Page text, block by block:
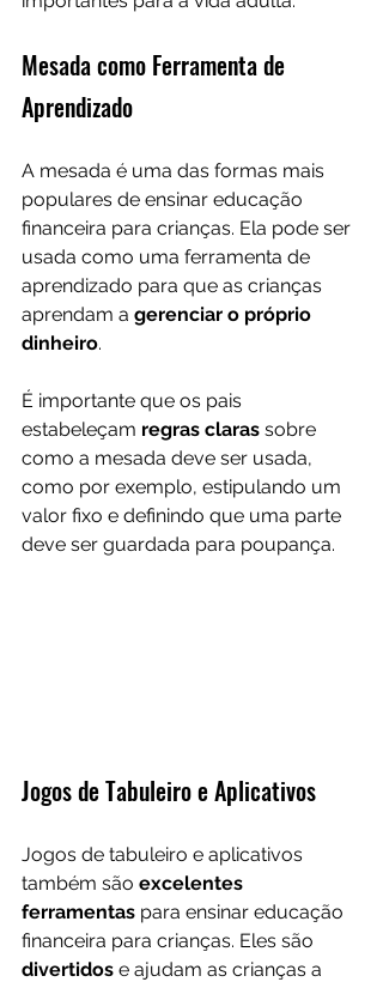
Mesada como Ferramenta de
Aprendizado
A mesada é uma das formas mais
populares de ensinar educação
financeira para crianças. Ela pode ser
usada como uma ferramenta de
aprendizado para que as crianças
aprendam a gerenciar o próprio
dinheiro.
É importante que os pais
estabeleçam regras claras sobre
como a mesada deve ser usada,
como por exemplo, estipulando um
valor fixo e definindo que uma parte
deve ser guardada para poupança.
Jogos de Tabuleiro e Aplicativos
Jogos de tabuleiro e aplicativos
também são excelentes
ferramentas para ensinar educação
financeira para crianças. Eles são
divertidos e ajudam as crianças a